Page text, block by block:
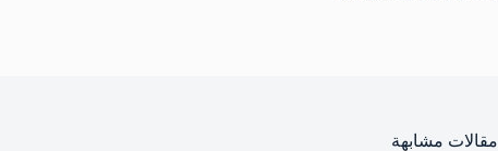
مقالات مشابهة